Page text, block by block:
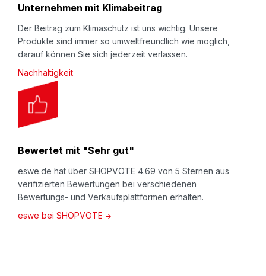
Unternehmen mit Klimabeitrag
Der Beitrag zum Klimaschutz ist uns wichtig. Unsere
Produkte sind immer so umweltfreundlich wie möglich,
darauf können Sie sich jederzeit verlassen.
Nachhaltigkeit
Bewertet mit "Sehr gut"
eswe.de hat über SHOPVOTE 4.69 von 5 Sternen aus
verifizierten Bewertungen bei verschiedenen
Bewertungs- und Verkaufsplattformen erhalten.
eswe bei SHOPVOTE